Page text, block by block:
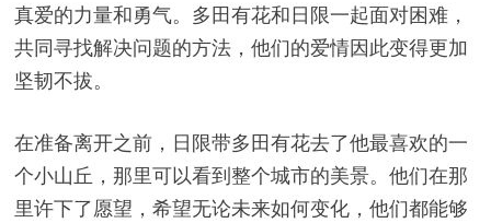
真爱的力量和勇气。多田有花和日限一起面对困难，
共同寻找解决问题的方法，他们的爱情因此变得更加
坚韧不拔。
在准备离开之前，日限带多田有花去了他最喜欢的一
个小山丘，那里可以看到整个城市的美景。他们在那
里许下了愿望，希望无论未来如何变化，他们都能够